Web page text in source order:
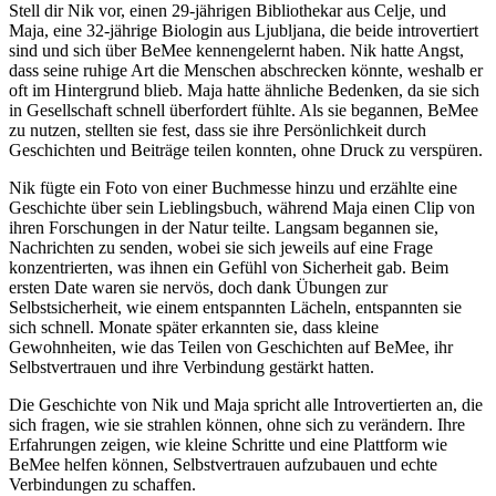
Stell dir Nik vor, einen 29-jährigen Bibliothekar aus Celje, und
Maja, eine 32-jährige Biologin aus Ljubljana, die beide introvertiert
sind und sich über BeMee kennengelernt haben. Nik hatte Angst,
dass seine ruhige Art die Menschen abschrecken könnte, weshalb er
oft im Hintergrund blieb. Maja hatte ähnliche Bedenken, da sie sich
in Gesellschaft schnell überfordert fühlte. Als sie begannen, BeMee
zu nutzen, stellten sie fest, dass sie ihre Persönlichkeit durch
Geschichten und Beiträge teilen konnten, ohne Druck zu verspüren.
Nik fügte ein Foto von einer Buchmesse hinzu und erzählte eine
Geschichte über sein Lieblingsbuch, während Maja einen Clip von
ihren Forschungen in der Natur teilte. Langsam begannen sie,
Nachrichten zu senden, wobei sie sich jeweils auf eine Frage
konzentrierten, was ihnen ein Gefühl von Sicherheit gab. Beim
ersten Date waren sie nervös, doch dank Übungen zur
Selbstsicherheit, wie einem entspannten Lächeln, entspannten sie
sich schnell. Monate später erkannten sie, dass kleine
Gewohnheiten, wie das Teilen von Geschichten auf BeMee, ihr
Selbstvertrauen und ihre Verbindung gestärkt hatten.
Die Geschichte von Nik und Maja spricht alle Introvertierten an, die
sich fragen, wie sie strahlen können, ohne sich zu verändern. Ihre
Erfahrungen zeigen, wie kleine Schritte und eine Plattform wie
BeMee helfen können, Selbstvertrauen aufzubauen und echte
Verbindungen zu schaffen.